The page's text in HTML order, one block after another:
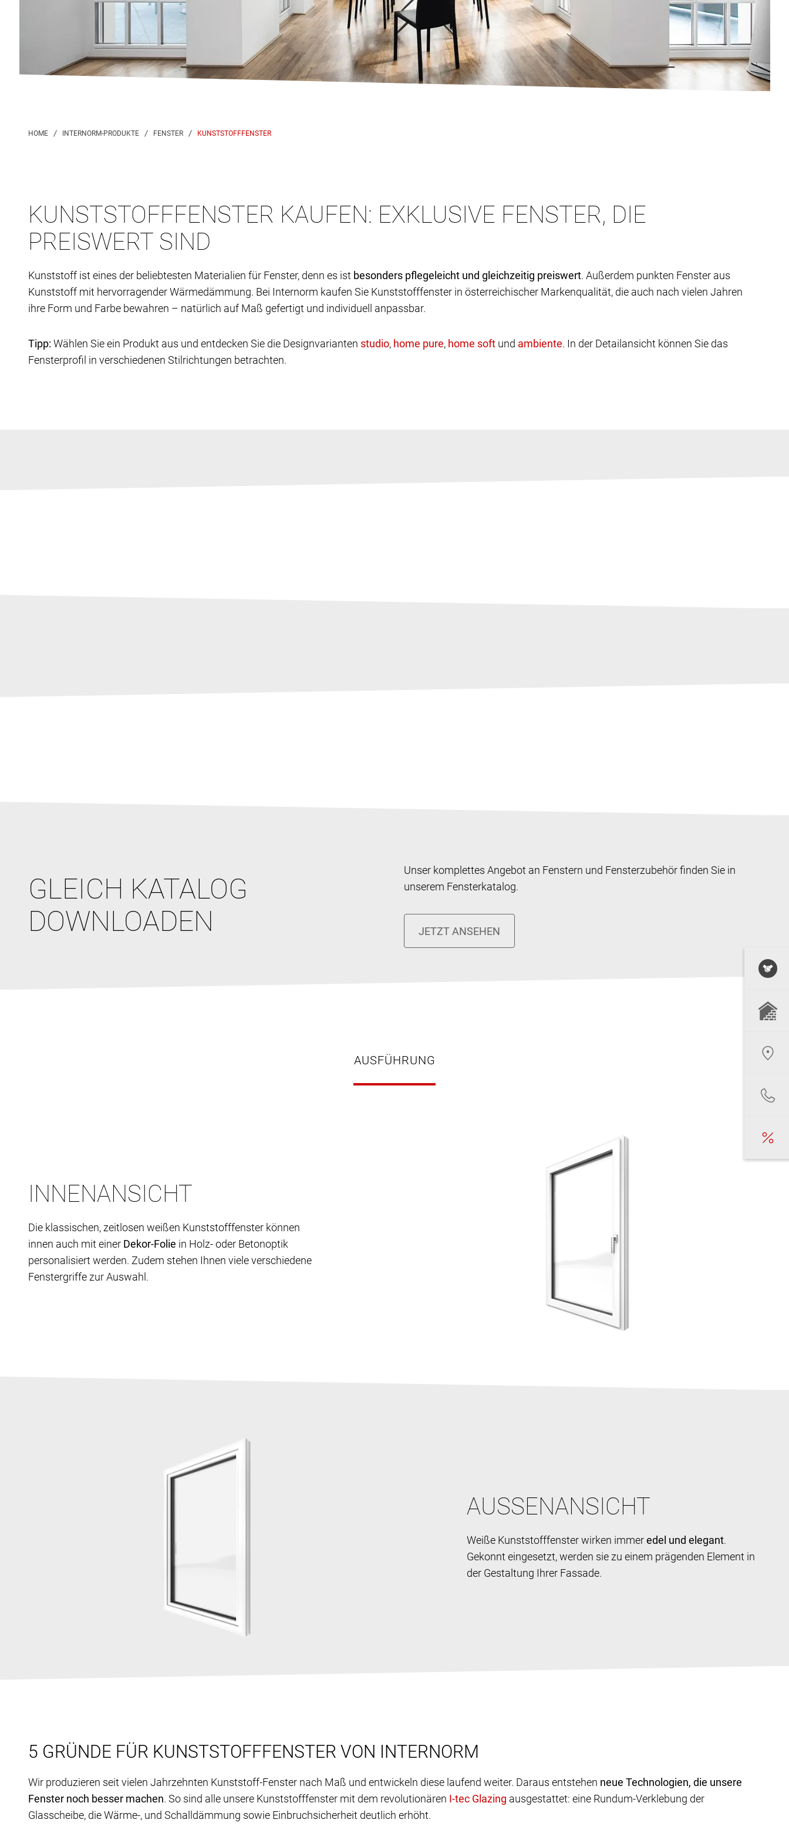
KUNSTSTOFFFENSTER
KUNSTSTOFFFENSTER KAUFEN: EXKLUSIVE FENSTER, DIE
PREISWERT SIND
Kunststoff ist eines der beliebtesten Materialien für Fenster, denn es ist besonders pflegeleicht und gleichzeitig preiswert. Außerdem punkten Fenster aus
Kunststoff mit hervorragender Wärmedämmung. Bei Internorm kaufen Sie Kunststofffenster in österreichischer Markenqualität, die auch nach vielen Jahren
ihre Form und Farbe bewahren – natürlich auf Maß gefertigt und individuell anpassbar.
Tipp: Wählen Sie ein Produkt aus und entdecken Sie die Designvarianten , , und
. In der Detailansicht können Sie das
Fensterprofil in verschiedenen Stilrichtungen betrachten.
GLEICH KATALOG
DOWNLOADEN
Unser komplettes Angebot an Fenstern und Fensterzubehör finden Sie in
unserem Fensterkatalog.
AUSFÜHRUNG
INNENANSICHT
Die klassischen, zeitlosen weißen Kunststofffenster können
innen auch mit einer Dekor-Folie in Holz- oder Betonoptik
personalisiert werden. Zudem stehen Ihnen viele verschiedene
Fenstergriffe zur Auswahl.
AUSSENANSICHT
Weiße Kunststofffenster wirken immeredel und elegant.
Gekonnt eingesetzt, werden sie zu einem prägenden Element in
der Gestaltung Ihrer Fassade.
5 GRÜNDE FÜR KUNSTSTOFFFENSTER VON INTERNORM
Wir produzieren seit vielen Jahrzehnten Kunststoff-Fenster nach Maß und entwickeln diese laufend weiter. Daraus entstehen neue Technologien, die unsere
Fenster noch besser machen. So sind alle unsere Kunststofffenster mit dem revolutionären
ausgestattet: eine Rundum-Verklebung der
Glasscheibe, die Wärme-, und Schalldämmung sowie Einbruchsicherheit deutlich erhöht.